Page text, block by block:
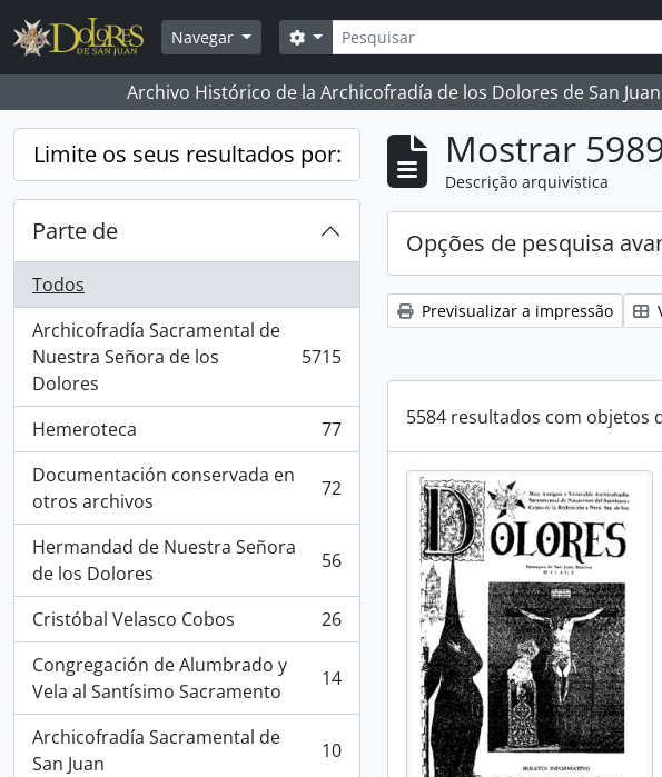
Skip to main content
Navegar
Pesquisar
Opções de busca
Archivo Histórico de la Archicofradía de los Dolores de San Juan
Limite os seus resultados por:
Parte de
Todos
Archicofradía Sacramental de
Nuestra Señora de los
Dolores
, 5715 resultados 5715
Hemeroteca
, 77 resultados
77
Documentación conservada en
otros archivos
, 72 resultados 72
Hermandad de Nuestra Señora
de los Dolores
, 56 resultados 56
Cristóbal Velasco Cobos
, 26 resultados
26
Congregación de Alumbrado y
Vela al Santísimo Sacramento
, 14 resultados 14
Archicofradía Sacramental de
San Juan
, 10 resultados 10
Mostrar
Descrição arquivística
Opções de pesquisa
Previsualizar a impressão
5584 resultados com objetos